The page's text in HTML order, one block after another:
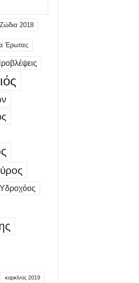
Ζώδια 2018
Έρωτας
Υδροχόος
καρκίνος 2019